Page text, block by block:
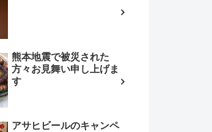
熊本地震で被災された
方々お見舞い申し上げま
す
アサヒビールのキャンペ